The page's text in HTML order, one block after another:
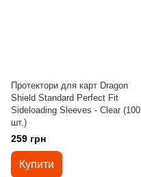
Протектори для карт Dragon
Shield Standard Perfect Fit
Sideloading Sleeves - Clear (100
шт.)
259 грн
Купити